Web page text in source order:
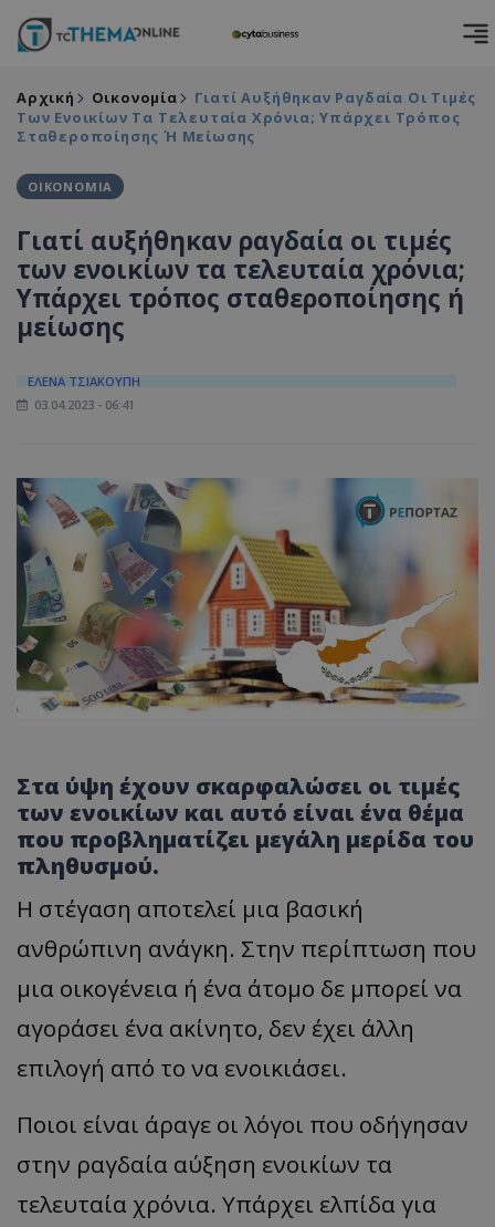
Αρχική Οικονομία
Γιατί Αυξήθηκαν Ραγδαία Οι Τιμές
Των Ενοικίων Τα Τελευταία Χρόνια; Υπάρχει Τρόπος
Σταθεροποίησης Ή Μείωσης
ΟΙΚΟΝΟΜΙΑ
Γιατί αυξήθηκαν ραγδαία οι τιμές
των ενοικίων τα τελευταία χρόνια;
Υπάρχει τρόπος σταθεροποίησης ή
μείωσης
ΕΛΕΝΑ ΤΣΙΑΚΟΥΠΗ
03.04.2023 - 06:41
Στα ύψη έχουν σκαρφαλώσει οι τιμές
των ενοικίων και αυτό είναι ένα θέμα
που προβληματίζει μεγάλη μερίδα του
πληθυσμού.
Η στέγαση αποτελεί μια βασική
ανθρώπινη ανάγκη. Στην περίπτωση που
μια οικογένεια ή ένα άτομο δε μπορεί να
αγοράσει ένα ακίνητο, δεν έχει άλλη
επιλογή από το να ενοικιάσει.
Ποιοι είναι άραγε οι λόγοι που οδήγησαν
στην ραγδαία αύξηση ενοικίων τα
τελευταία χρόνια. Υπάρχει ελπίδα για